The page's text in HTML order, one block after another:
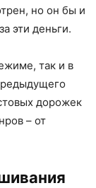
но он бы и
эти деньги.
так и в
дорожек
– от